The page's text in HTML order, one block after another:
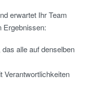
erwartet Ihr Team
Ergebnissen:
alle auf denselben
Verantwortlichkeiten